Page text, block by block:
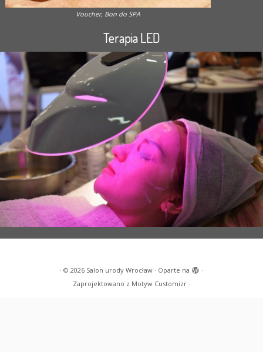
Voucher, Bon do SPA
Terapia LED
· © 2026 Salon urody Wrocław · Oparte na
·
Zaprojektowano z Motyw Customizr ·